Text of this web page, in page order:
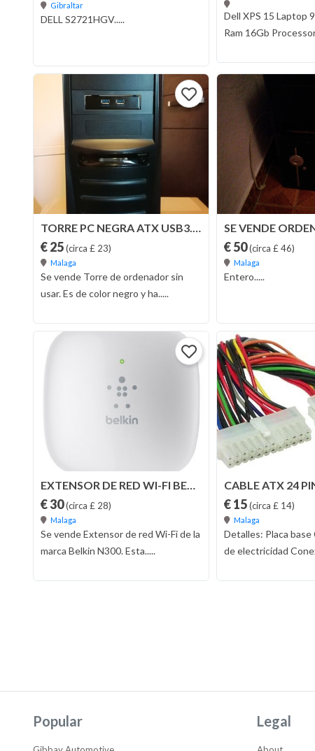
Gibraltar
DELL S2721HGV.....
Dell XPS 15 Laptop
Ram 16Gb
TORRE PC NEGRA ATX USB3.0 SSD 2 VENTILAD
€ 25(circa £ 23)
Malaga
Se vende Torre de ordenador sin
usar. Es de color negro y ha.....
SE VENDE
€ 50(circa £ 46)
Malaga
Entero.....
EXTENSOR DE RED WI-FI BELKIN N300 NUEVO
€ 30(circa £ 28)
Malaga
Se vende Extensor de red Wi-Fi de la
marca Belkin N300. Esta.....
€ 15(circa £ 14)
Malaga
Detalles: Placa base
de electricidad
Popular Legal